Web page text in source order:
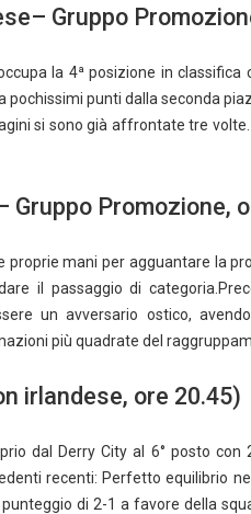
Gruppo
la 4ª posizione in classifica
punti dalla seconda
si sono già affrontate tre
Promozione,
proprie mani per agguantare la
il passaggio di
un avversario ostico,
più quadrate del
irlandese, ore 20.45)
dal Derry City al 6° posto con
recenti: Perfetto equilibrio
di 2-1 a favore della